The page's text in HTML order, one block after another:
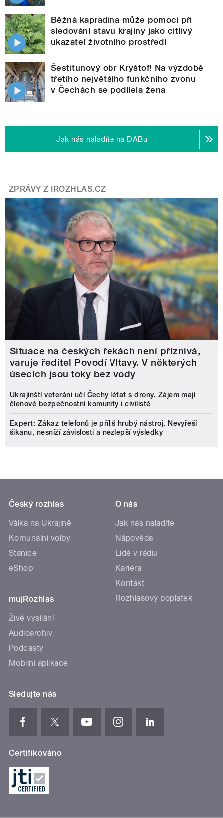
Běžná kapradina může pomoci při
sledování stavu krajiny jako citlivý
ukazatel životního prostředí
Šestitunový obr Kryštof! Na výzdobě
třetího největšího funkčního zvonu
v Čechách se podílela žena
Jak nás naladíte na DABu
ZPRÁVY Z IROZHLAS.CZ
Situace na českých řekách není příznivá,
varuje ředitel Povodí Vltavy. V některých
úsecích jsou toky bez vody
Ukrajinští veteráni učí Čechy létat s drony. Zájem mají
členové bezpečnostní komunity i civilisté
Expert: Zákaz telefonů je příliš hrubý nástroj. Nevyřeší
šikanu, nesníží závislosti a nezlepší výsledky
Český rozhlas
Válka na Ukrajině
Komunální volby
Stanice
eShop
mujRozhlas
Živé vysílání
Audioarchiv
Podcasty
Mobilní aplikace
O nás
Jak nás naladíte
Nápověda
Lidé v rádiu
Kariéra
Kontakt
Rozhlasový poplatek
Sledujte nás
Certifikováno